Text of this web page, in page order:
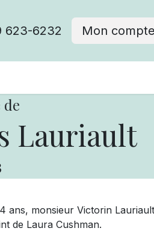
623-6232 Mon compte
Lauriault
ans, monsieur Victorin
de Laura Cushman.